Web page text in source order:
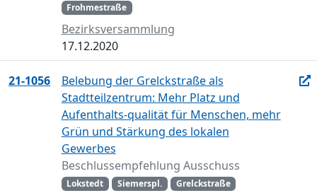
Frohmestraße
Bezirksversammlung
17.12.2020
21-1056
Belebung der Grelckstraße als
Stadtteilzentrum: Mehr Platz und
Aufenthalts-qualität für Menschen, mehr
Grün und Stärkung des lokalen
Gewerbes
Beschlussempfehlung Ausschuss
Lokstedt Siemerspl.
Grelckstraße